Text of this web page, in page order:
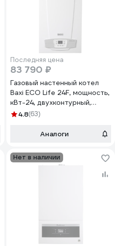
Последняя цена
83 790 ₽
Газовый настенный котел
Baxi ECO Life 24F, мощность,
кВт-24, двухконтурный,
камера сгорания-закрытая
4.8(63)
Аналоги
Нет в наличии